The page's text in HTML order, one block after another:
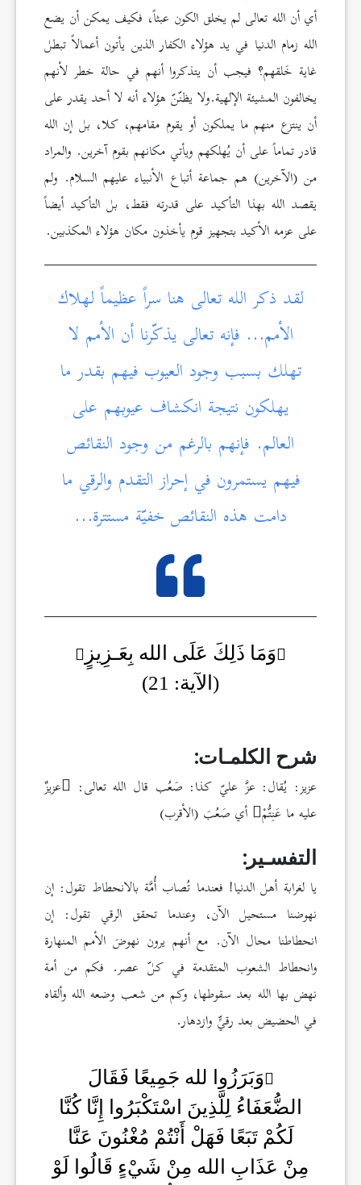
أي أن الله تعالى لم يخلق الكون عبثاً، فكيف يمكن أن يضع
الله زمام الدنيا في يد هؤلاء الكفار الذين يأتون أعمالاً تبطل
غاية خَلقهم؟ فيجب أن يتذكروا أنهم في حالة خطر لأنهم
يخالفون المشيئة الإلهية.ولا يظنّنّ هؤلاء أنه لا أحد يقدر على
أن ينتزع منهم ما يملكون أو يقوم مقامهم، كلا، بل إن الله
قادر تماماً على أن يُهلكهم ويأتي مكانهم بقوم آخرين. والمراد
من (الآخرين) هم جماعة أتباع الأنبياء عليهم السلام. ولم
يقصد الله بهذا التأكيد على قدرته فقط، بل التأكيد أيضاً
على عزمه الأكيد بتجهيز قوم يأخذون مكان هؤلاء المكذبين.
لقد ذكر الله تعالى هنا سراً عظيماً لهلاك
الأمم… فإنه تعالى يذكّرنا أن الأمم لا
تهلك بسبب وجود العيوب فيهم بقدر ما
يهلكون نتيجة انكشاف عيوبهم على
العالم. فإنهم بالرغم من وجود النقائص
فيهم يستمرون في إحراز التقدم والرقي ما
دامت هذه النقائص خفيّة مستترة…
وَمَا ذَلِكَ عَلَى الله بِعَـزِيزٍ
(الآية: 21)
شرح الكلمـات:
عزيز: يُقال: عزَّ عليّ كذا: صَعُب قال الله تعالى:
عزيزٌ
عليه ما عَنِتُّمْ أي صَعُبَ (الأقرب)
التفسـير:
يا لغرابة أهل الدنيا! فعندما تُصاب أُمَّة بالانحطاط تقول: إن
نهوضنا مستحيل الآن، وعندما تحقق الرقي تقول: إن
انحطاطنا محال الآن. مع أنهم يرون نهوضَ الأمم المنهارة
وانحطاط الشعوب المتقدمة في كلّ عصر. فكم من أمة
نهض بها الله بعد سقوطها، وكم من شعب وضعه الله وألقاه
في الحضيض بعد رقيٍّ وازدهار.
وَبَرَزُوا لله جَمِيعًا فَقَالَ
الضُّعَفَاءُ لِلَّذِينَ اسْتَكْبَرُوا إِنَّا كُنَّا
لَكُمْ تَبَعًا فَهَلْ أَنْتُمْ مُغْنُونَ عَنَّا
مِنْ عَذَابِ الله مِنْ شَيْءٍ قَالُوا لَوْ